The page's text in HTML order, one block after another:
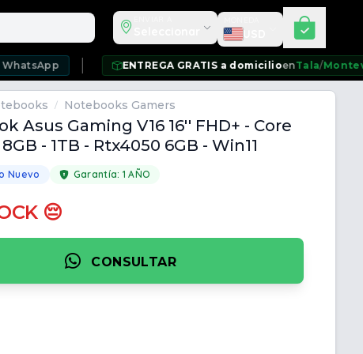
Seleccionar moneda
USD
ENTREGA GRATIS a domicilioenTala /Montevideo/
/ Notebooks Gamers
Asus Gaming V16 16'' FHD+ - Core
- 1TB - Rtx4050 6GB - Win11
Nuevo Garantía: 1 AÑO
😔
CONSULTAR